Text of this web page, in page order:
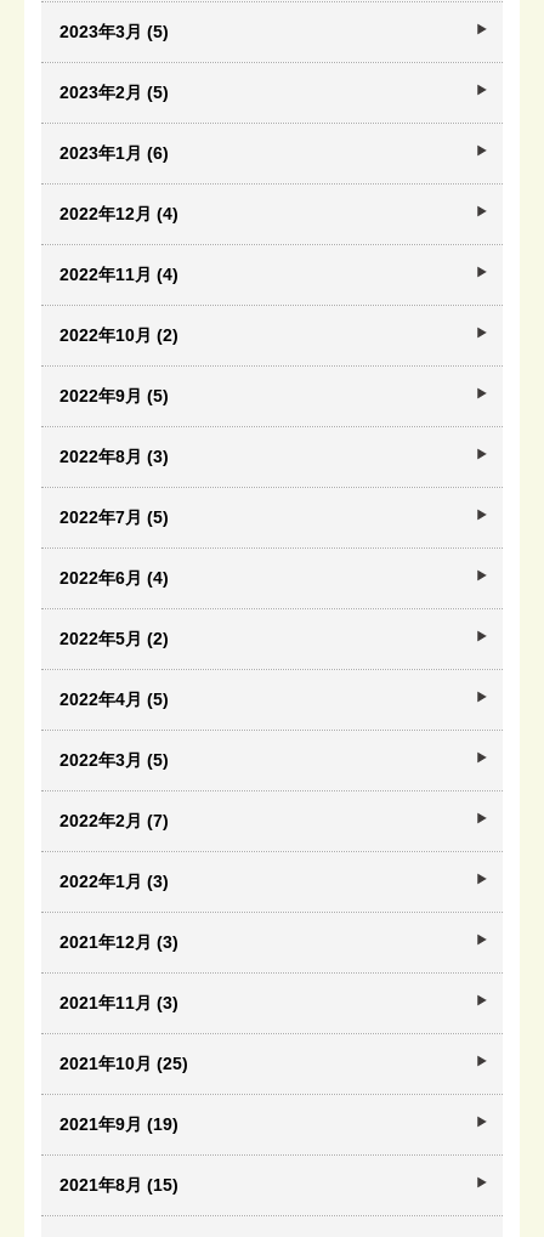
2023年3月 (5)
2023年2月 (5)
2023年1月 (6)
2022年12月 (4)
2022年11月 (4)
2022年10月 (2)
2022年9月 (5)
2022年8月 (3)
2022年7月 (5)
2022年6月 (4)
2022年5月 (2)
2022年4月 (5)
2022年3月 (5)
2022年2月 (7)
2022年1月 (3)
2021年12月 (3)
2021年11月 (3)
2021年10月 (25)
2021年9月 (19)
2021年8月 (15)